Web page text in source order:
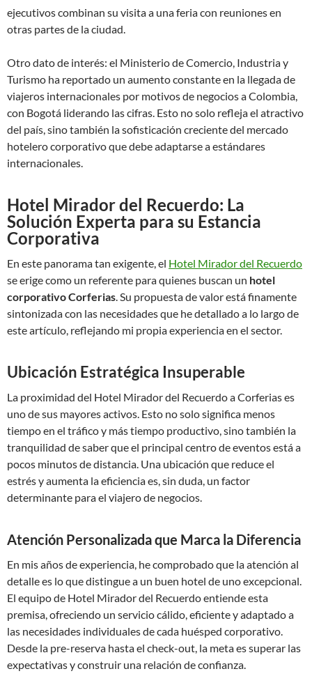
ejecutivos combinan su visita a una feria con reuniones en
otras partes de la ciudad.
Otro dato de interés: el Ministerio de Comercio, Industria y
Turismo ha reportado un aumento constante en la llegada de
viajeros internacionales por motivos de negocios a Colombia,
con Bogotá liderando las cifras. Esto no solo refleja el atractivo
del país, sino también la sofisticación creciente del mercado
hotelero corporativo que debe adaptarse a estándares
internacionales.
Hotel Mirador del Recuerdo: La
Solución Experta para su Estancia
Corporativa
En este panorama tan exigente, el Hotel Mirador del Recuerdo
se erige como un referente para quienes buscan un hotel
corporativo Corferias. Su propuesta de valor está finamente
sintonizada con las necesidades que he detallado a lo largo de
este artículo, reflejando mi propia experiencia en el sector.
Ubicación Estratégica Insuperable
La proximidad del Hotel Mirador del Recuerdo a Corferias es
uno de sus mayores activos. Esto no solo significa menos
tiempo en el tráfico y más tiempo productivo, sino también la
tranquilidad de saber que el principal centro de eventos está a
pocos minutos de distancia. Una ubicación que reduce el
estrés y aumenta la eficiencia es, sin duda, un factor
determinante para el viajero de negocios.
Atención Personalizada que Marca la Diferencia
En mis años de experiencia, he comprobado que la atención al
detalle es lo que distingue a un buen hotel de uno excepcional.
El equipo de Hotel Mirador del Recuerdo entiende esta
premisa, ofreciendo un servicio cálido, eficiente y adaptado a
las necesidades individuales de cada huésped corporativo.
Desde la pre-reserva hasta el check-out, la meta es superar las
expectativas y construir una relación de confianza.